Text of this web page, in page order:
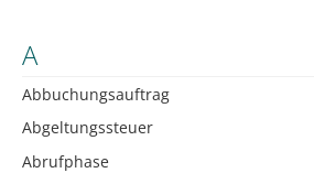
A
Abbuchungsauftrag
Abgeltungssteuer
Abrufphase